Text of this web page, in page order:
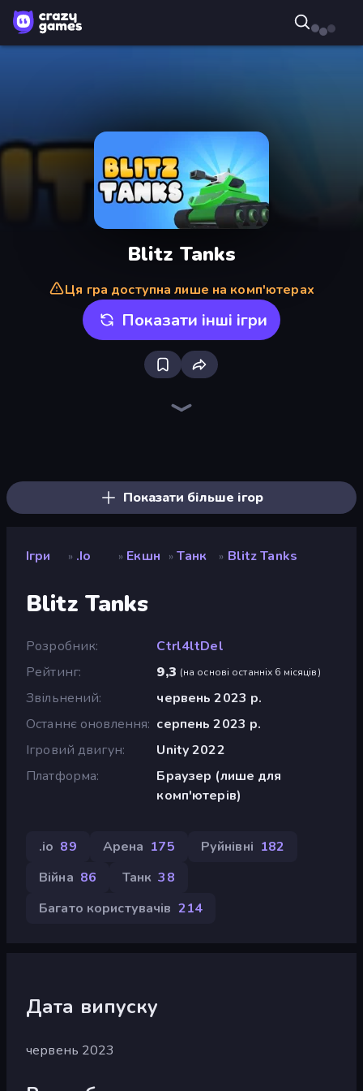
Blitz Tanks
Ця гра доступна лише на комп'ютерах
Показати інші ігри
Показати більше ігор
Ігри » .io » Екшн » Танк » Blitz Tanks
Blitz Tanks
Розробник
Ctrl4ltDel
Рейтинг
9,3 (на основі останніх 6 місяців)
Звільнений
червень 2023 р.
Останнє оновлення серпень 2023 р.
Ігровий двигун
Unity 2022
Платформа
Браузер (лише для
комп'ютерів)
.io 89 Арена 175 Руйнівні 182
Війна 86 Танк 38
Багато користувачів 214
Дата випуску
червень 2023